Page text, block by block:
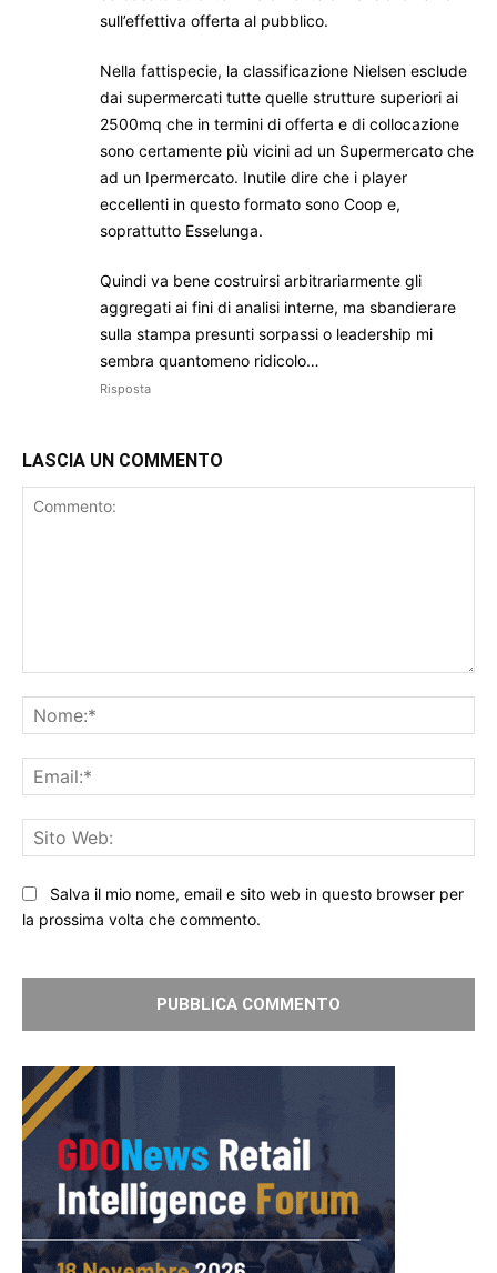
sull’effettiva offerta al pubblico.
Nella fattispecie, la classificazione Nielsen esclude
dai supermercati tutte quelle strutture superiori ai
2500mq che in termini di offerta e di collocazione
sono certamente più vicini ad un Supermercato che
ad un Ipermercato. Inutile dire che i player
eccellenti in questo formato sono Coop e,
soprattutto Esselunga.
Quindi va bene costruirsi arbitrariarmente gli
aggregati ai fini di analisi interne, ma sbandierare
sulla stampa presunti sorpassi o leadership mi
sembra quantomeno ridicolo…
Risposta
LASCIA UN COMMENTO
Salva il mio nome, email e sito web in questo browser per
la prossima volta che commento.